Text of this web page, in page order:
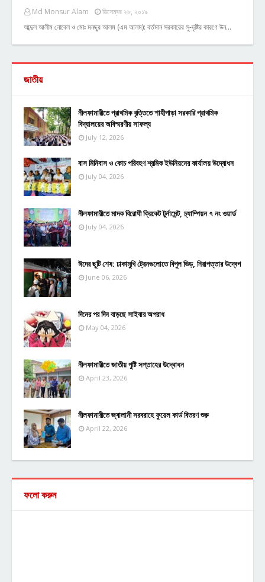
Md Monsur Alam
ডিসেম্বর ২৮, ২০১৯
আব্দুল আলীম নোবেল ও মোঃ মনছুর আলম (এম আলম): বর্তমান সরকারের সু-দৃষ্টির কারণে উন…
জাতীয়
নীলফামারীতে প্রাথমিক বৃত্তিতে শাহীপাড়া সরকারি প্রাথমিক
বিদ্যালয়ের অবিস্মরণীয় সাফল্য
July 12, 2026
বাস মিনিবাস ও কোচ পরিবহণ শ্রমিক ইউনিয়নের কার্যালয় উদ্বোধন
July 04, 2026
নীলফামারীতে মাদক বিরোধী ক্রিকেট টুর্নামেন্ট, চ্যাম্পিয়ন ৭ নং ওয়ার্ড
July 04, 2026
ঈদের ছুটি শেষ: ঢাকামুখি ট্রেনগুলোতে বিপুল ভিড়, নিরাপত্তার উদ্বেগ
June 06, 2026
দিনের পর দিন বাড়ছে সাইবার অপরাধ
May 04, 2026
নীলফামারীতে জাতীয় পুষ্টি সপ্তাহের উদ্বোধন
April 23, 2026
নীলফামারীতে জ্বালানী সরবরাহে ফুয়েল কার্ড বিতরণ শুরু
April 22, 2026
ফলো করুন